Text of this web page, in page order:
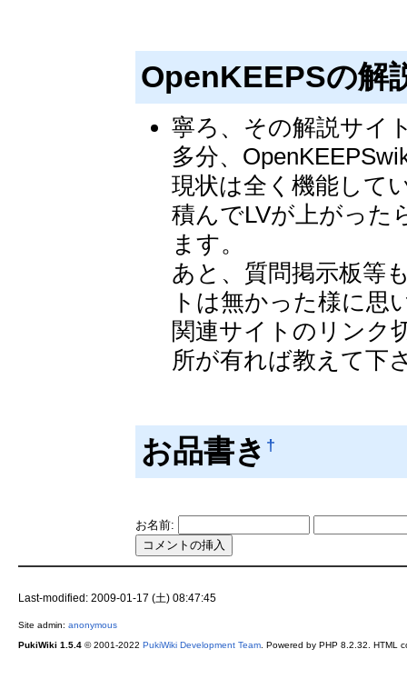
OpenKEEPSの解
寧ろ、その解説サイ
多分、
現状は全く機能して
積んでLVが上がった
ます。
あと、質問掲示板等
トは無かった様に思
関連サイトのリンク
所が有れば教えて下
お品書き †
お名前:
Last-modified: 2009-01-17 (土) 08:47:45
Site admin: anonymous
PukiWiki 1.5.4© 2001-2022 PukiWiki Development Team. Powered by PHP 8.2.32. HTML